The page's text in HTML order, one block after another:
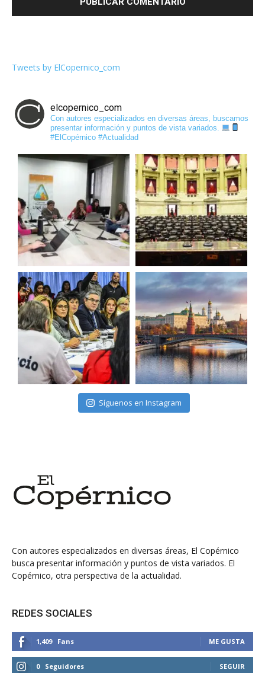
Tweets by ElCopernico_com
elcopernico_com
Con autores especializados en diversas áreas, buscamos
presentar información y puntos de vista variados.
#ElCopérnico #Actualidad
Síguenos en Instagram
Con autores especializados en diversas áreas, El Copérnico
busca presentar información y puntos de vista variados. El
Copérnico, otra perspectiva de la actualidad.
REDES SOCIALES
1,409 Fans ME GUSTA
0 Seguidores SEGUIR